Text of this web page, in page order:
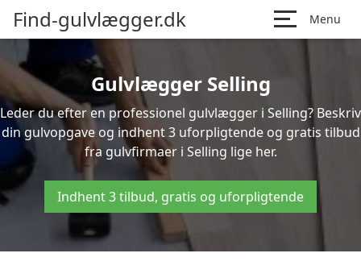
Find-gulvlægger.dk Menu
Gulvlægger Selling
Leder du efter en professionel gulvlægger i Selling? Beskriv
din gulvopgave og indhent 3 uforpligtende og gratis tilbud
fra gulvfirmaer i Selling lige her.
Indhent 3 tilbud, gratis og uforpligtende